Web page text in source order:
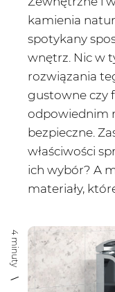
kamienia
spotykany
wnętrz. Nic w
rozwiązania
gustowne czy
odpowiednim
bezpieczne.
właściwości
ich wybór? A
materiały,
4 minuty